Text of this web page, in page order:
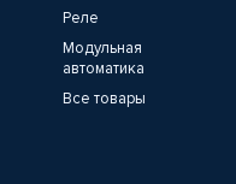
Реле
Модульная
автоматика
Все товары